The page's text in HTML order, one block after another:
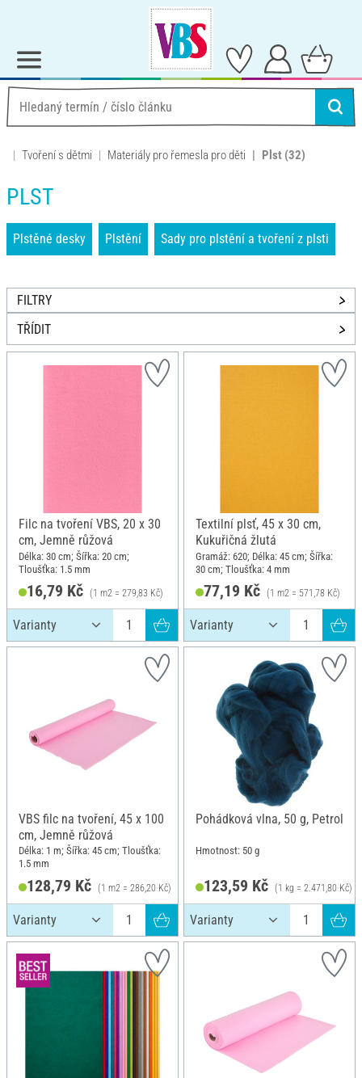
Tvoření s dětmi Materiály pro řemesla pro děti Plst (32)
PLST
Plstěné desky Plstění Sady pro plstění a tvoření z plsti
FILTRY
TŘÍDIT
Filc na tvoření VBS, 20 x 30
cm, Jemně růžová
Délka: 30 cm; Šířka: 20 cm;
Tloušťka: 1.5 mm
16,79 Kč (1 m2 = 279,83 Kč)
Textilní plsť, 45 x 30 cm,
Kukuřičná žlutá
Gramáž: 620; Délka: 45 cm; Šířka:
30 cm; Tloušťka: 4 mm
77,19 Kč (1 m2 = 571,78 Kč)
VBS filc na tvoření, 45 x 100
cm, Jemně růžová
Délka: 1 m; Šířka: 45 cm; Tloušťka:
1.5 mm
128,79 Kč (1 m2 = 286,20 Kč)
Pohádková vlna, 50 g, Petrol
Hmotnost: 50 g
123,59 Kč (1 kg = 2.471,80 Kč)